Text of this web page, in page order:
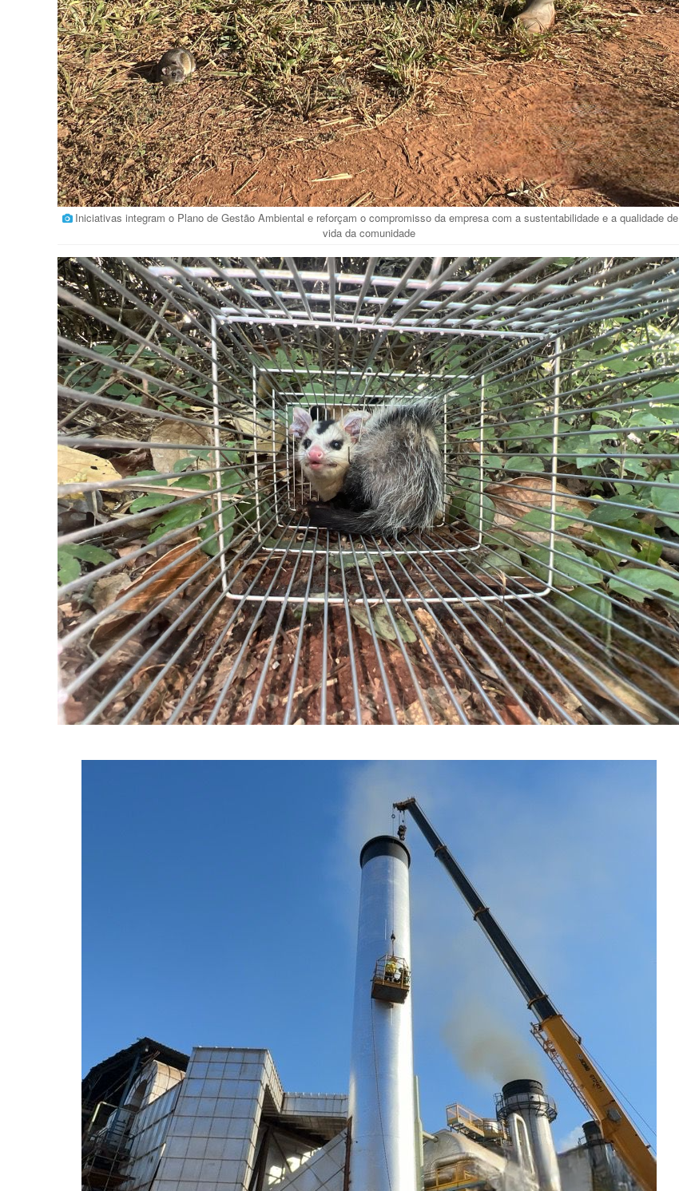
Iniciativas integram o Plano de Gestão Ambiental e reforçam o compromisso da empresa com a sustentabilidade e a qualidade de
vida da comunidade